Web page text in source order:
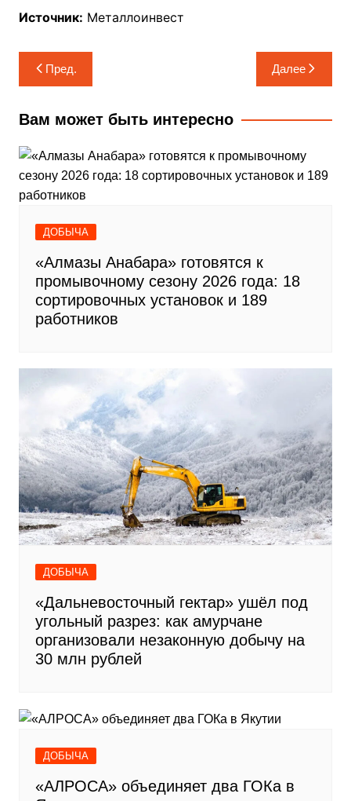
Источник: Металлоинвест
Навигация
по
записям
Пред. Далее
Вам может быть интересно
ДОБЫЧА
«Алмазы Анабара» готовятся к
промывочному сезону 2026 года: 18
сортировочных установок и 189
работников
ДОБЫЧА
«Дальневосточный гектар» ушёл под
угольный разрез: как амурчане
организовали незаконную добычу на
30 млн рублей
ДОБЫЧА
«АЛРОСА» объединяет два ГОКа в